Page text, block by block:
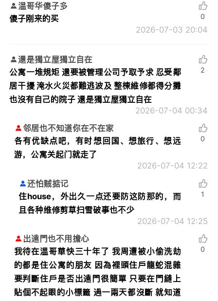
温哥华傻子多
傻子刚来的买
2026-07-03 20:04
0
還是獨立屋獨立自在
公寓一堆規矩 還要被管理公司予取予求 忍受鄰
居干擾 淹水火災都難逃波及 整棟維修都得分攤
也沒有自己的院子 還是獨立屋獨立自在
2026-07-04 00:34
2
邻居也不知道你在不在家
各有优缺点吧，有时想回国、想旅行、想远
游，公寓关起门就走了
2026-07-04 12:22
0
还怕贼掂记
住house，外出久一点还要防这防那的，而
且各种维修剪草扫雪破事也不少
2026-07-04 12:25
1
出遠門也不用擔心
我待在溫哥華快三十年了 我周遭被小偷洗劫
的都是住公寓的朋友 因為裡頭住戶龍蛇混雜
要判斷住戶是否出遠門很簡單 只要在門縫上
貼個不起眼的小標籤 過一兩天都沒斷 就知道
0